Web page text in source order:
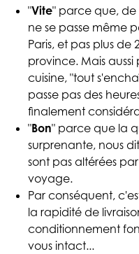
"Vite" parce que, de
ne se passe même
Paris, et pas plus
province. Mais
cuisine, "tout
passe pas des
finalement
"Bon" parce que la
surprenante, nous
sont pas altérées
voyage.
Par conséquent,
la rapidité de
conditionnement
vous intact...